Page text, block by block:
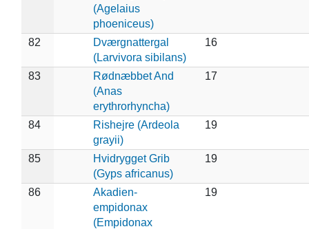
(Agelaius
phoeniceus)
82
Dværgnattergal
(Larvivora sibilans)
16
83
Rødnæbbet And
(Anas
erythrorhyncha)
17
84
Rishejre (Ardeola
grayii)
19
85
Hvidrygget Grib
(Gyps africanus)
19
86
Akadien-
empidonax
(Empidonax
19